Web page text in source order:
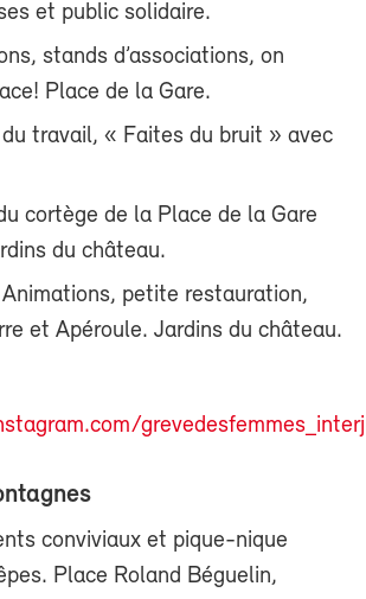
et public solidaire.
stands d’associations, on
Place de la Gare.
travail, « Faites du bruit » avec
cortège de la Place de la Gare
du château.
Animations, petite restauration,
et Apéroule. Jardins du château.
conviviaux et pique-nique
Place Roland Béguelin,